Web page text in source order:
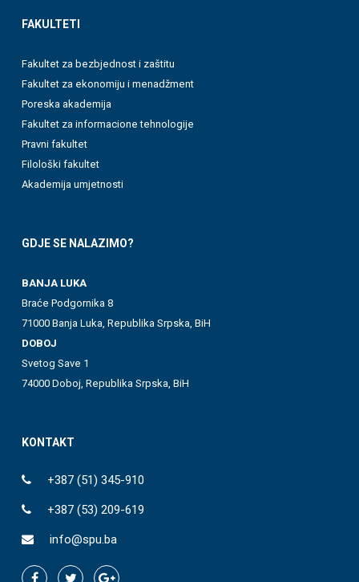
FAKULTETI
Fakultet za bezbjednost i zaštitu
Fakultet za ekonomiju i menadžment
Poreska akademija
Fakultet za informacione tehnologije
Pravni fakultet
Filološki fakultet
Akademija umjetnosti
GDJE SE NALAZIMO?
BANJA LUKA
Braće Podgornika 8
71000 Banja Luka, Republika Srpska, BiH
DOBOJ
Svetog Save 1
74000 Doboj, Republika Srpska, BiH
KONTAKT
+387 (51) 345-910
+387 (53) 209-619
info@spu.ba